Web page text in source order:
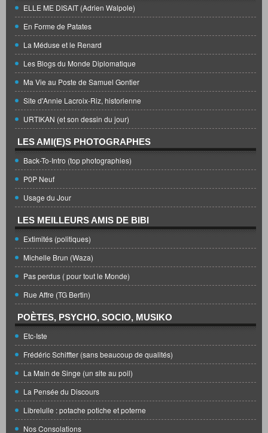
ELLE ME DISAIT (Adrien Walpole)
En Forme de Patates
La Méduse et le Renard
Les Blogs du Monde Diplomatique
Ma Vie au Poste de Samuel Gontier
Site d'Annie Lacroix-Riz, historienne
URTIKAN (et son dessin du jour)
LES AMI(E)S PHOTOGRAPHES
Back-To-Intro (top photographies)
P0P Neuf
Usage du Jour
LES MEILLEURS AMIS DE BIBI
Extimités (politiques)
Michelle Brun (Waza)
Pas perdus ( pour tout le Monde)
Rue Affre (TG Bertin)
POÈTES, PSYCHO, SOCIO, MUSIKO
Etc-Iste
Frédéric Schiffter (sans beaucoup de qualités)
La Main de Singe (un site au poil)
La Pensée du Discours
Librelulle : potache potiche et poterne
Nos Consolations